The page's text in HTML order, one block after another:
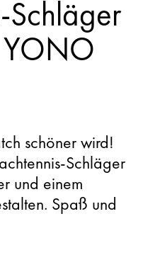
Schläger
schöner wird!
Schläger
und einem
Spaß und